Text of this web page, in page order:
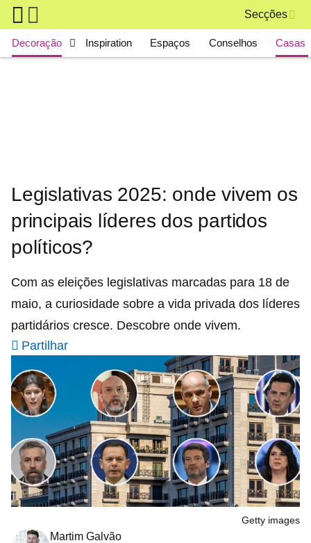
Skip to main content
Secções
Main navigation
Decoração Inspiration Espaços Conselhos Casas
Legislativas 2025: onde vivem os
principais líderes dos partidos
políticos?
Com as eleições legislativas marcadas para 18 de
maio, a curiosidade sobre a vida privada dos líderes
partidários cresce. Descobre onde vivem.
Partilhar
Getty images
Martim Galvão